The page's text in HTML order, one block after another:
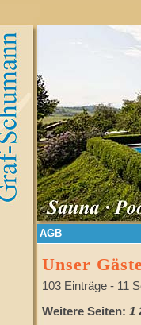
AGB
Unser
103 Einträge - 11
Weitere Seiten: 1